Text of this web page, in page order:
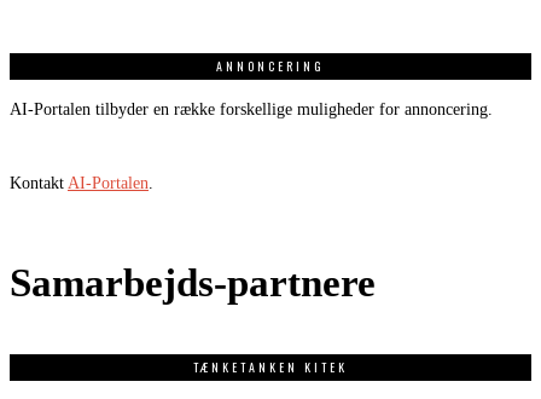
ANNONCERING
AI-Portalen tilbyder en række forskellige muligheder for annoncering.
Kontakt AI-Portalen
Samarbejds-partnere
TÆNKETANKEN KITEK